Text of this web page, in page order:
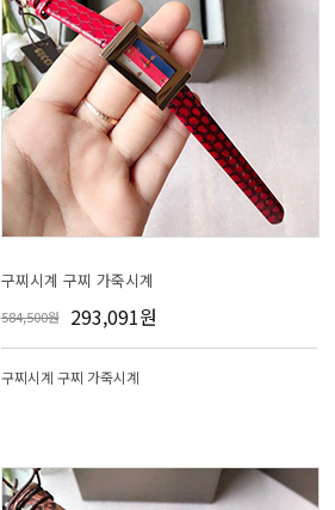
구찌시계 구찌 가죽시계
584,500원 293,091원
구찌시계 구찌 가죽시계